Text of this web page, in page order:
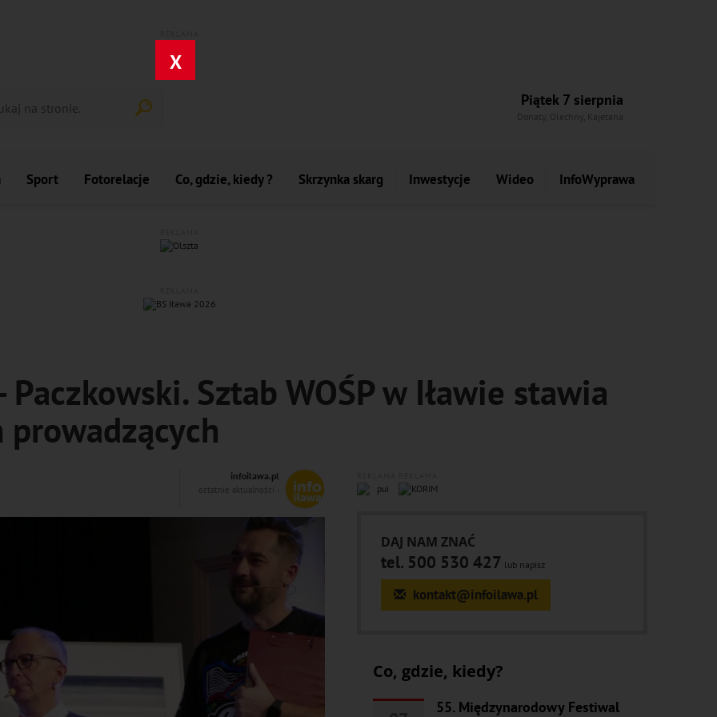
X
Piątek 7 sierpnia
Donaty, Olechny, Kajetana
Sport Fotorelacje Co, gdzie, kiedy ? Skrzynka skarg Inwestycje Wideo InfoWyprawa
Sztab WOŚP w Iławie stawia
prowadzących
infoilawa.pl
ostatnie aktualności ‹
DAJ NAM ZNAĆ
tel. 500 530 427 lub napisz
kontakt@infoilawa.pl
Co, gdzie, kiedy?
55. Międzynarodowy Festiwal